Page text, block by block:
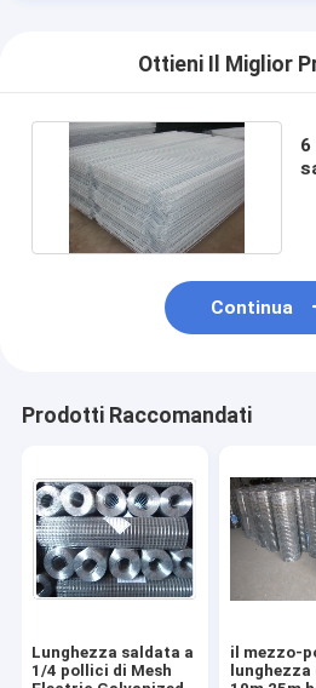
Ottieni Il Miglior
Continua
Prodotti Raccomandati
Lunghezza saldata a
1/4 pollici di Mesh
il mezzo-
lunghezza